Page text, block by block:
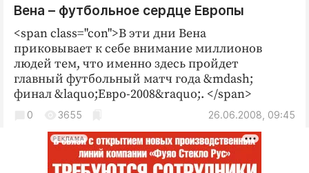
Вена – футбольное сердце Европы
<span class="con">В эти дни Вена
приковывает к себе внимание миллионов
людей тем, что именно здесь пройдет
главный футбольный матч года &mdash;
финал &laquo;Евро-2008&raquo;. </span>
26.06.2008, 09:45
0 3655
РЕКЛАМА